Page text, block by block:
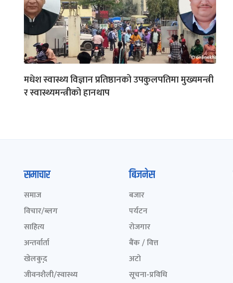
मधेश स्वास्थ्य विज्ञान प्रतिष्ठानको उपकुलपतिमा मुख्यमन्त्री
र स्वास्थ्यमन्त्रीको हानथाप
समाचार
समाज
विचार/ब्लग
साहित्य
अन्तर्वार्ता
खेलकुद़़
जीवनशैली/स्वास्थ्य
बिजनेस
बजार
पर्यटन
रोजगार
बैंक / वित्त
अटो
सूचना-प्रविधि